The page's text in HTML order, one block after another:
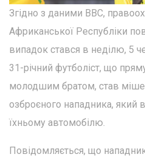
Згідно з даними BBC,
Африканської Республіки
випадок стався в неділю, 5
31-річний футболіст, що
молодшим братом, став
озброєного нападника, який
їхньому автомобілю.
Повідомляється, що